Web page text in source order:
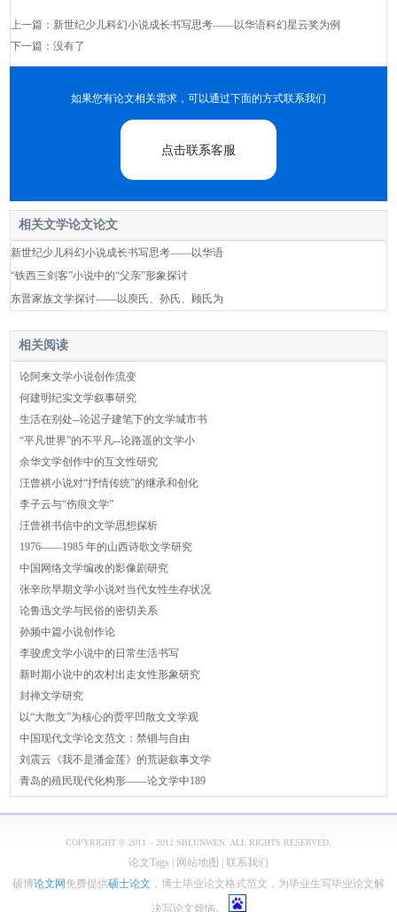
上一篇： 新世纪少儿科幻小说成长书写思考——以华语科幻星云奖为例
下一篇：没有了
如果您有论文相关需求，可以通过下面的方式联系我们
点击联系客服
相关文学论文论文
新世纪少儿科幻小说成长书写思考——以华语
“铁西三剑客”小说中的“父亲”形象探讨
东晋家族文学探讨——以庾氏、孙氏、顾氏为
相关阅读
论阿来文学小说创作流变
何建明纪实文学叙事研究
生活在别处--论迟子建笔下的文学城市书
“平凡世界”的不平凡--论路遥的文学小
余华文学创作中的互文性研究
汪曾祺小说对“抒情传统”的继承和创化
李子云与“伤痕文学”
汪曾祺书信中的文学思想探析
1976——1985 年的山西诗歌文学研究
中国网络文学编改的影像剧研究
张辛欣早期文学小说对当代女性生存状况
论鲁迅文学与民俗的密切关系
孙频中篇小说创作论
李骏虎文学小说中的日常生活书写
新时期小说中的农村出走女性形象研究
封禅文学研究
以“大散文”为核心的贾平凹散文文学观
中国现代文学论文范文：禁锢与自由
刘震云《我不是潘金莲》的荒诞叙事文学
青岛的殖民现代化构形——论文学中189
COPYRIGHT © 2011 – 2012 SBLUNWEN. ALL RIGHTS RESERVED.
论文Tags 网站地图
联系我们
硕博论文网 免费提供硕士论文 ，博士毕业论文格式范文，为毕业生写毕业论文解
决写论文烦恼。